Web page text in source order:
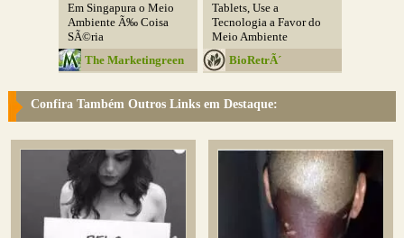
Em Singapura o Meio
Ambiente Ã‰ Coisa
SÃ©ria
The Marketingreen
Tablets, Use a
Tecnologia a Favor do
Meio Ambiente
BioRetrÃ´
Confira Também Outros Links em Destaque: